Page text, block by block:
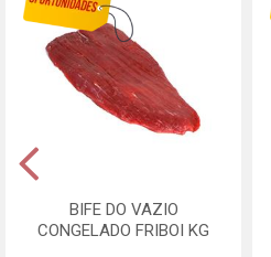
BIFE DO VAZIO
CONGELADO FRIBOI KG